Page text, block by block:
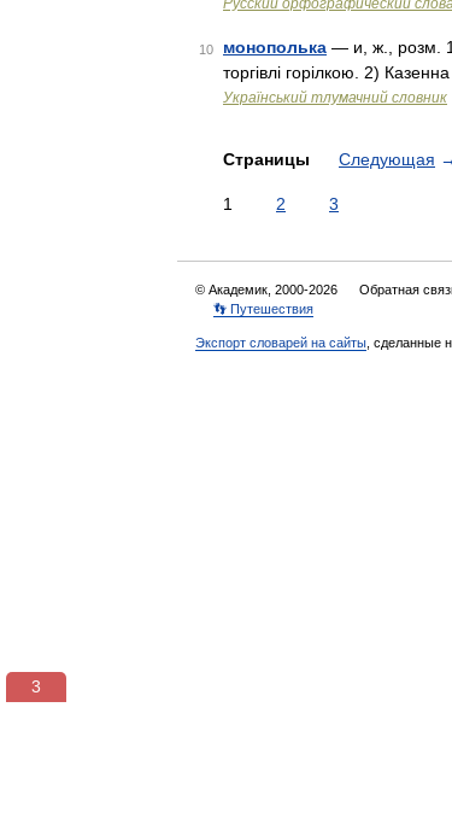
Русский орфографический
10 монополька — и, ж., розм.
торгівлі горілкою. 2)
Український тлумачний словник
Страницы Следующая →
1 2 3
© Академик, 2000-2026 Обратная
👣 Путешествия
Экспорт словарей на сайты , сделанные
3